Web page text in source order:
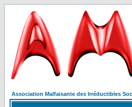
Association Malfaisante des Irréductibles